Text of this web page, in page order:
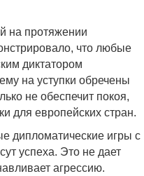
на протяжении
что любые
диктатором
на уступки обречены
не обеспечит покоя,
для европейских стран.
дипломатические игры с
успеха. Это не дает
агрессию.